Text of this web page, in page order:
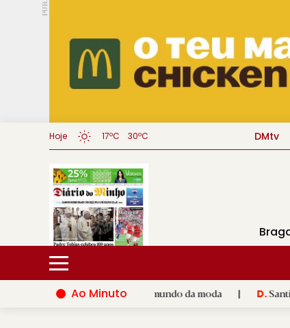
PUB.
Hoje 17ºC 30ºC DMtv
Ao Minuto
e à inovação do mundo da moda | D.Santiago de